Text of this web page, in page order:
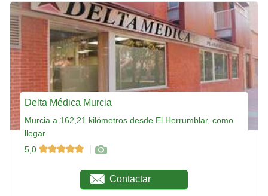
Delta Médica Murcia
Murcia a 162,21 kilómetros desde El Herrumblar, como
llegar
5,0
Contactar